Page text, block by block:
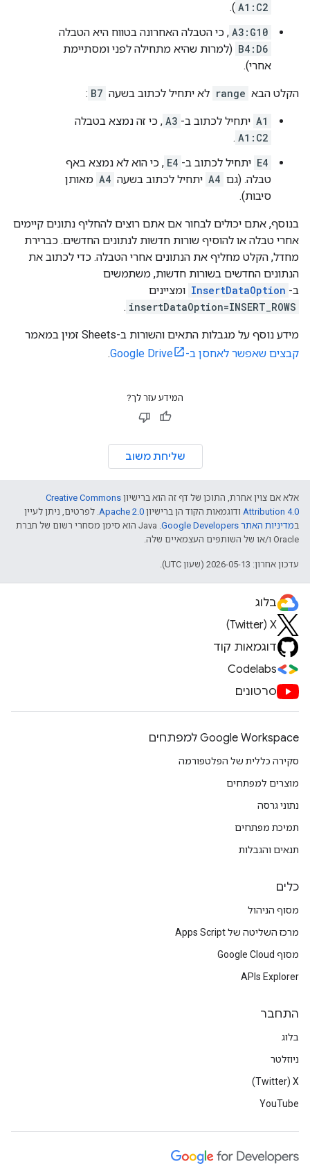
A1:C2
).
A3:G10 , כי הטבלה האחרונה בטווח היא הטבלה
B4:D6 (למרות שהיא מתחילה לפני ומסתיימת
אחרי).
הקלט הבא range לא יתחיל לכתוב בשעה B7
:
A1 יתחיל לכתוב ב- A3 , כי זה נמצא בטבלה
A1:C2
.
E4 יתחיל לכתוב ב- E4 , כי הוא לא נמצא באף
טבלה. (גם A4 יתחיל לכתוב בשעה A4 מאותן
סיבות).
בנוסף, אתם יכולים לבחור אם אתם רוצים להחליף נתונים קיימים
אחרי טבלה או להוסיף שורות חדשות לנתונים החדשים. כברירת
מחדל, הקלט מחליף את הנתונים אחרי הטבלה. כדי לכתוב את
הנתונים החדשים בשורות חדשות, משתמשים
ב- InsertDataOption ומציינים
insertDataOption=INSERT_ROWS
.
מידע נוסף על מגבלות התאים והשורות ב-Sheets זמין במאמר
קבצים שאפשר לאחסן ב-Google Drive
.
המידע עזר לך?
שליחת משוב
אלא אם צוין אחרת, התוכן של דף זה הוא ברישיון Creative Commons
Attribution 4.0 ודוגמאות הקוד הן ברישיון Apache 2.0. לפרטים, ניתן לעיין
במדיניות האתר Google Developers‏
.‏ Java הוא סימן מסחרי רשום של חברת
Oracle ו/או של השותפים העצמאיים שלה.
עדכון אחרון: 2026-05-13 (שעון UTC).
בלוג
X‏ (Twitter)
דוגמאות קוד
Codelabs
סרטונים
Google Workspace למפתחים
סקירה כללית של הפלטפורמה
מוצרים למפתחים
נתוני גרסה
תמיכת מפתחים
תנאים והגבלות
כלים
מסוף הניהול
מרכז השליטה של Apps Script
מסוף Google Cloud
APIs Explorer
התחבר
בלוג
ניוזלטר
X‏ (Twitter)
YouTube